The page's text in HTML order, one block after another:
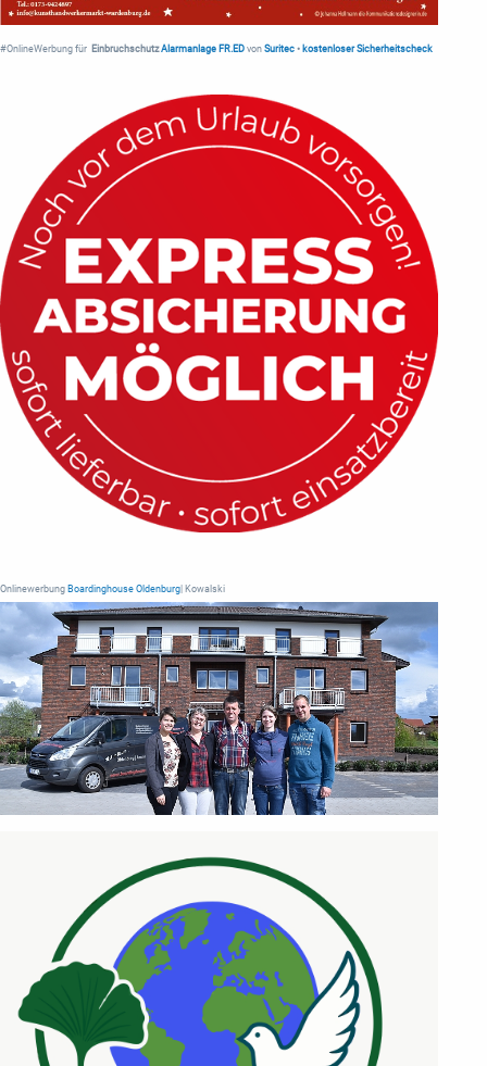
#OnlineWerbung für Einbruchschutz Alarmanlage FR.ED von Suritec • kostenloser Sicherheitscheck
Onlinewerbung Boardinghouse Oldenburg | Kowalski